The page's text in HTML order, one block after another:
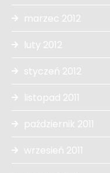
marzec 2012
luty 2012
styczeń 2012
listopad 2011
październik 2011
wrzesień 2011